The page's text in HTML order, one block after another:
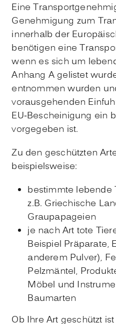
Eine
Genehmigung zum
innerhalb der
benötigen eine
wenn es sich um
Anhang A gelistet
entnommen wurden
vorausgehenden
EU-Bescheinigung ein
vorgegeben ist.
Zu den geschützten
beispielsweise:
bestimmte lebende
z.B. Griechische
Graupapageien
je nach Art tote
Beispiel Präparate,
anderem Pulver),
Pelzmäntel,
Möbel und
Baumarten
Ob Ihre Art geschützt